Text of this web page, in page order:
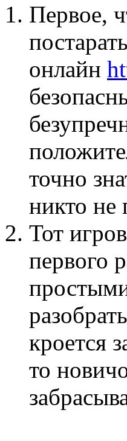
Первое,
онлайн
точно
никто не
Тот
первого
кроется
то